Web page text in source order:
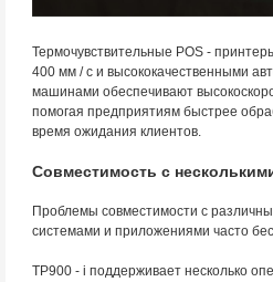
Термочувствительные POS -
400 мм / с и высококачественными
машинами обеспечивают
помогая предприятиям быстрее
время ожидания клиентов.
Совместимость с
Проблемы совместимости с
системами и приложениями часто
TP900 - i поддерживает несколько